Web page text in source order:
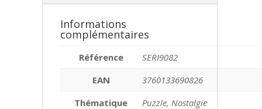
Informations
complémentaires
Référence
SERI9082
EAN
3760133690826
Thématique
Puzzle, Nostalgie